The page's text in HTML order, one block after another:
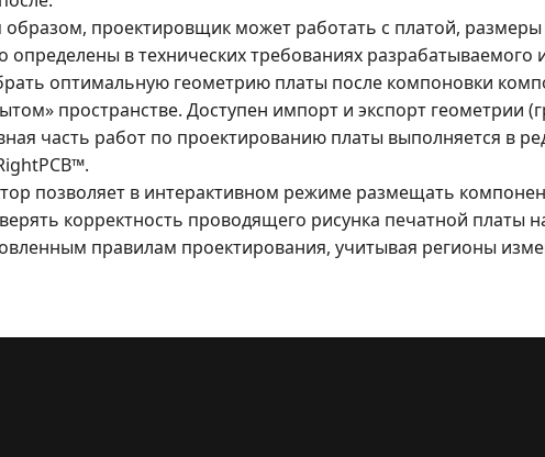
образом, проектировщик может работать с платой,
определены в технических требованиях разрабатываемого
оптимальную геометрию платы после компоновки
пространстве. Доступен импорт и экспорт геометрии
часть работ по проектированию платы выполняется в
позволяет в интерактивном режиме размещать
корректность проводящего рисунка печатной платы
правилам проектирования, учитывая регионы